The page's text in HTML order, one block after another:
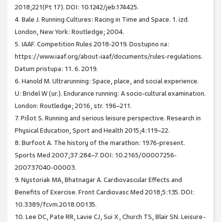
2018;221(Pt 17). DOI: 10.1242/jeb.174425.
4. Bale J. Running Cultures: Racing in Time and Space. 1. izd.
London, New York: Routledge; 2004.
5. IAAF. Competition Rules 2018-2019. Dostupno na:
https://www.iaaf.org/about-iaaf/documents/rules-regulations.
Datum pristupa: 11. 6. 2019.
6. Hanold M. Ultrarunning: Space, place, and social experience.
U: Bridel W (ur.). Endurance running: A socio-cultural examination.
London: Routledge; 2016, str. 196–211.
7. Pišot S. Running and serious leisure perspective. Research in
Physical Education, Sport and Health 2015;4:119–22.
8. Burfoot A. The history of the marathon: 1976-present.
Sports Med 2007;37:284–7. DOI: 10.2165/00007256-
200737040-00003.
9. Nystoriak MA, Bhatnagar A. Cardiovascular Effects and
Benefits of Exercise. Front Cardiovasc Med 2018;5:135. DOI:
10.3389/fcvm.2018.00135.
10. Lee DC, Pate RR, Lavie CJ, Sui X, Church TS, Blair SN. Leisure-